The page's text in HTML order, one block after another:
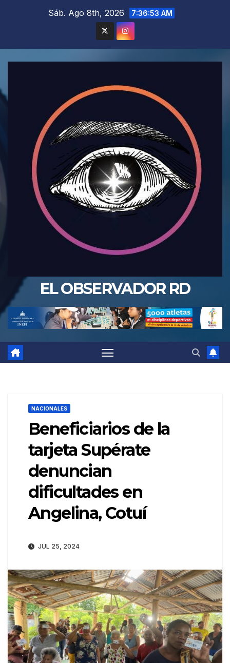
Sáb. Ago 8th, 2026 7:36:54 AM
EL OBSERVADOR RD
NACIONALES
Beneficiarios de la
tarjeta Supérate
denuncian
dificultades en
Angelina, Cotuí
JUL 25, 2024